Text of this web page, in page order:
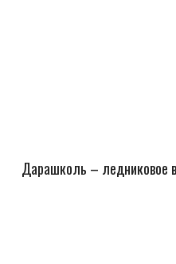
Дарашколь – ледниковое